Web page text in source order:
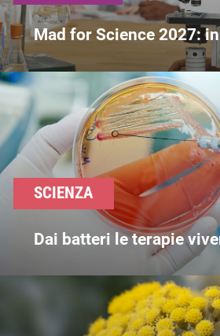
Mad for Science 2027:
SCIENZA
Dai batteri le terapie